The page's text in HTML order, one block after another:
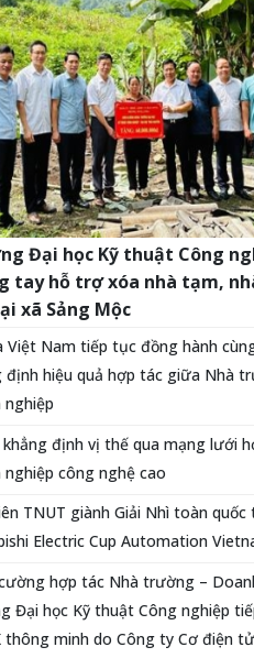
Đại học Kỹ thuật Công
tay hỗ trợ xóa nhà tạm,
xã Sảng Mộc
Việt Nam tiếp tục đồng hành
định hiệu quả hợp tác giữa Nhà
nghiệp
khẳng định vị thế qua mạng lưới
nghiệp công nghệ cao
TNUT giành Giải Nhì toàn quốc
Electric Cup Automation
hợp tác Nhà trường –
Đại học Kỹ thuật Công nghiệp
thông minh do Công ty Cơ điện